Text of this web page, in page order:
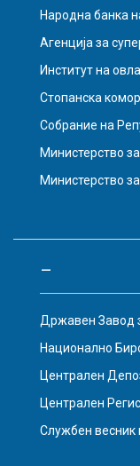
Народна банка
Агенција за
Институт на
Стопанска
Собрание на
Министерство
Министерство
–
Државен Завод
Национално
Централен
Централен
Службен весник